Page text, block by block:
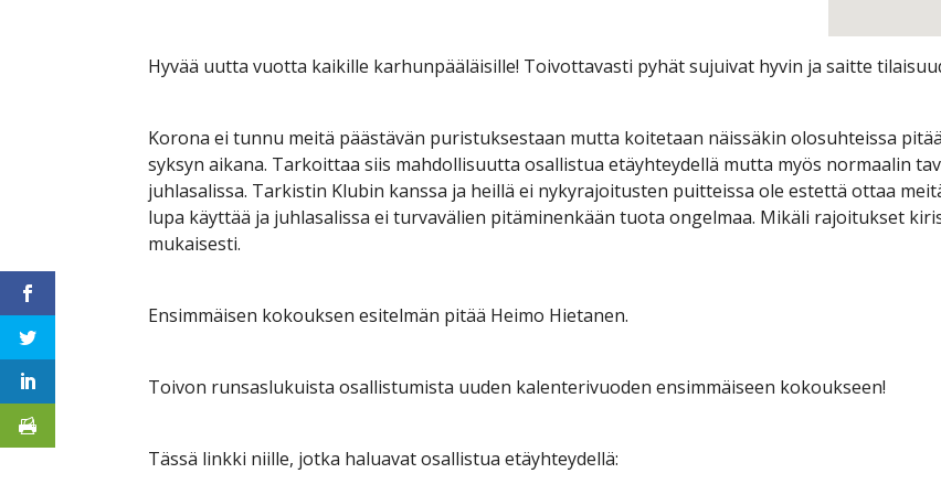
Hyvää uutta vuotta kaikille karhunpääläisille! Toivottavasti pyhät sujuivat hyvin ja saitte
Korona ei tunnu meitä päästävän puristuksestaan mutta koitetaan näissäkin olosuhteissa
syksyn aikana. Tarkoittaa siis mahdollisuutta osallistua etäyhteydellä mutta myös normaalin
juhlasalissa. Tarkistin Klubin kanssa ja heillä ei nykyrajoitusten puitteissa ole estettä ottaa
lupa käyttää ja juhlasalissa ei turvavälien pitäminenkään tuota ongelmaa. Mikäli rajoitukset
mukaisesti.
Ensimmäisen kokouksen esitelmän pitää Heimo Hietanen.
Toivon runsaslukuista osallistumista uuden kalenterivuoden ensimmäiseen kokoukseen!
Tässä linkki niille, jotka haluavat osallistua etäyhteydellä: